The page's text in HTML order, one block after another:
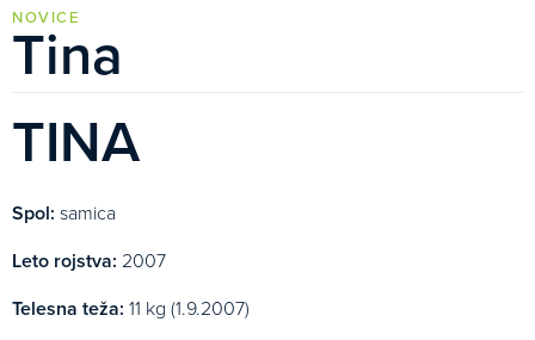
NOVICE
Tina
TINA
Spol: samica
Leto rojstva: 2007
Telesna teža: 11 kg (1.9.2007)